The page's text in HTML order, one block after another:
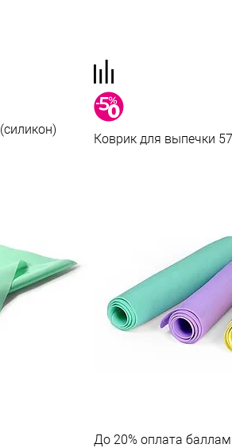
Коврик для выпечки
До 20% оплата